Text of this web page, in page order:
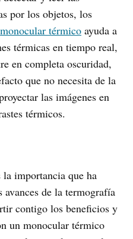
por los objetos, los
monocular térmico ayuda a
térmicas en tiempo real,
en completa oscuridad,
que no necesita de la
las imágenes en
térmicos.
la importancia que ha
de la termografía
contigo los beneficios y
un monocular térmico